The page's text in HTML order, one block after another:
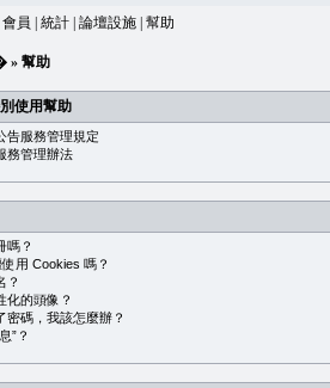
會員 統計 論壇設施 幫助
» 幫助
使用幫助
告服務管理規定
務管理辦法
嗎？
用 Cookies 嗎？
？
化的頭像？
密碼，我該怎麼辦？
”？